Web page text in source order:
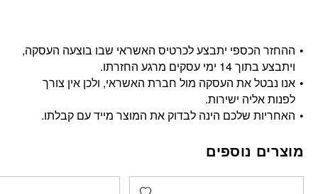
ההחזר הכספי יתבצע לכרטיס האשראי שבו בוצעה העסקה,
ויתבצע בתוך 14 ימי עסקים מרגע החזרתו.
אנו נבטל את העסקה מול חברת האשראי, ולכן אין צורך
לפנות אליה ישירות.
האחריות שלכם הינה לבדוק את המוצר מייד עם קבלתו.
מוצרים נוספים
Add wishlist